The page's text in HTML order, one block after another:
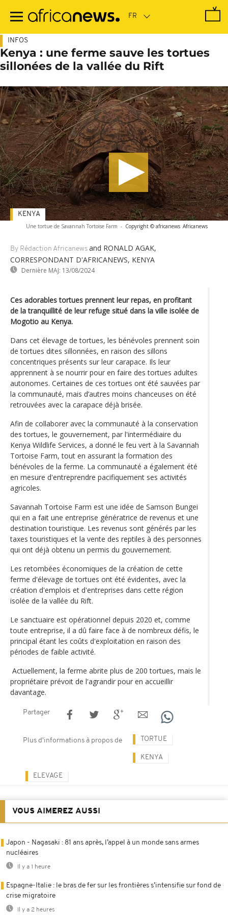
contenu
INFOS
Kenya : une ferme sauve les tortues
sillonées de la vallée du Rift
Une tortue de Savannah Tortoise Farm - Copyright © africanews Africanews
By Rédaction Africanews and RONALD AGAK,
CORRESPONDANT D'AFRICANEWS, KENYA
Dernière MAJ: 13/08/2024
KENYA
Ces adorables tortues prennent leur repas, en profitant
de la tranquillité de leur refuge situé dans la ville isolée de
Mogotio au Kenya.
Dans cet élevage de tortues, les bénévoles prennent soin
de tortues dites sillonnées, en raison des sillons
concentriques présents sur leur carapace. Ils leur
apprennent à se nourrir pour en faire des tortues adultes
autonomes. Certaines de ces tortues ont été sauvées par
la communauté, mais d’autres moins chanceuses on été
retrouvées avec la carapace déjà brisée.
Afin de collaborer avec la communauté à la conservation
des tortues, le gouvernement, par l'intermédiaire du
Kenya Wildlife Services, a donné le feu vert à la Savannah
Tortoise Farm, tout en assurant la formation des
bénévoles de la ferme. La communauté a également été
en mesure d'entreprendre pacifiquement ses activités
agricoles.
Savannah Tortoise Farm est une idée de Samson Bungei
qui en a fait une entreprise génératrice de revenus et une
destination touristique. Les revenus sont générés par les
taxes touristiques et la vente des reptiles à des personnes
qui ont déjà obtenu un permis du gouvernement.
Les retombées économiques de la création de cette
ferme d'élevage de tortues ont été évidentes, avec la
création d'emplois et d'entreprises dans cette région
isolée de la vallée du Rift.
Le sanctuaire est opérationnel depuis 2020 et, comme
toute entreprise, il a dû faire face à de nombreux défis, le
principal étant les coûts d'exploitation en raison des
périodes de faible activité.
Actuellement, la ferme abrite plus de 200 tortues, mais le
propriétaire prévoit de l'agrandir pour en accueillir
davantage.
Partager
Plus d'informations à propos de TORTUE
KENYA
ELEVAGE
VOUS AIMEREZ AUSSI
Japon - Nagasaki : 81 ans après, l’appel à un monde sans armes
nucléaires
Il y a 1 heure
Espagne-Italie : le bras de fer sur les frontières s’intensifie sur fond de
crise migratoire
Il y a 2 heures